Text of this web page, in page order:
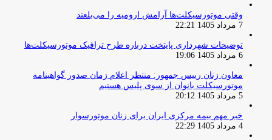
وقتی موتورسیکلت‌ها آرامش ارومیه را می‌بلعند
7 مرداد 1405 22:21
توضیحات شهرداری پایتخت درباره طرح ترافیک موتورسیکلت‌ها
6 مرداد 1405 19:06
معاون زنان رییس جمهور: منتظر اعلام زمان صدور گواهینامه
موتورسیکلت بانوان از سوی پلیس هستیم
5 مرداد 1405 20:12
خبر مهم بیمه مرکزی ایران برای زنان موتورسوار
4 مرداد 1405 22:29